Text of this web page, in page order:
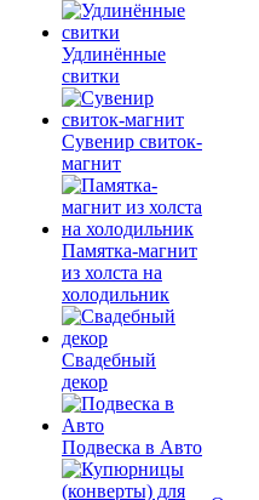
Удлинённые
свитки
Сувенир свиток-
магнит
Памятка-магнит
из холста на
холодильник
Свадебный
декор
Подвеска в Авто